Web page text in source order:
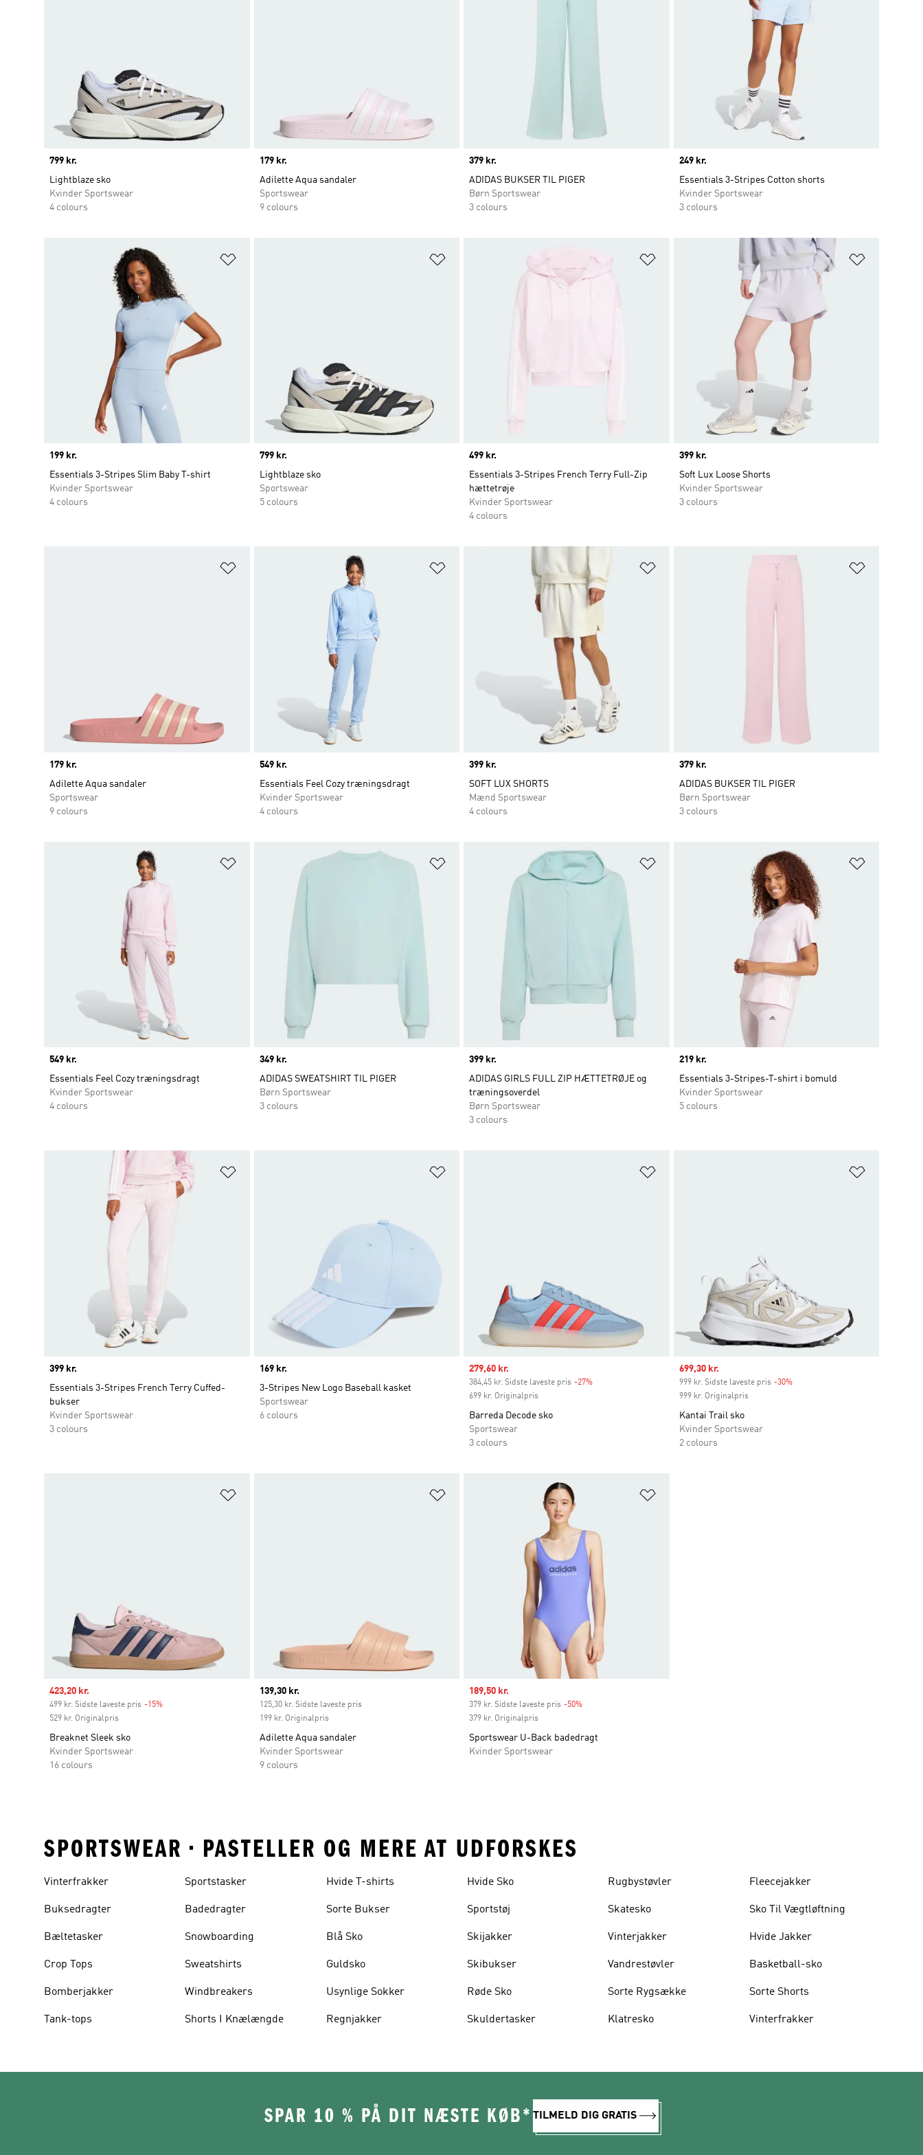
Price
799 kr.
Lightblaze sko
Kvinder Sportswear
4 colours
Price
179 kr.
Adilette Aqua sandaler
Sportswear
9 colours
Price
379 kr.
ADIDAS BUKSER TIL PIGER
Børn Sportswear
3 colours
Price
249 kr.
Essentials 3-Stripes Cotton shorts
Kvinder Sportswear
3 colours
Price
199 kr.
Essentials 3-Stripes Slim Baby T-shirt
Kvinder Sportswear
4 colours
Price
799 kr.
Lightblaze sko
Sportswear
5 colours
Price
499 kr.
Essentials 3-Stripes French Terry Full-Zip
hættetrøje
Kvinder Sportswear
4 colours
Price
399 kr.
Soft Lux Loose Shorts
Kvinder Sportswear
3 colours
Price
179 kr.
Adilette Aqua sandaler
Sportswear
9 colours
Price
549 kr.
Essentials Feel Cozy træningsdragt
Kvinder Sportswear
4 colours
Price
399 kr.
SOFT LUX SHORTS
Mænd Sportswear
4 colours
Price
379 kr.
ADIDAS BUKSER TIL PIGER
Børn Sportswear
3 colours
Føj til ønskeliste
Price
549 kr.
Essentials Feel Cozy træningsdragt
Kvinder Sportswear
4 colours
Price
349 kr.
ADIDAS SWEATSHIRT TIL PIGER
Børn Sportswear
3 colours
Price
399 kr.
ADIDAS GIRLS FULL ZIP HÆTTETRØJE og
træningsoverdel
Børn Sportswear
3 colours
Price
219 kr.
Essentials 3-Stripes-T-shirt i bomuld
Kvinder Sportswear
5 colours
Price
399 kr.
Essentials 3-Stripes French Terry Cuffed-
bukser
Kvinder Sportswear
3 colours
Price
169 kr.
3-Stripes New Logo Baseball kasket
Sportswear
6 colours
Sale price
279,60 kr.
384,45 kr. Sidste laveste pris -27%
699 kr. Originalpris
Barreda Decode sko
Sportswear
3 colours
Sale price
699,30 kr.
999 kr. Sidste laveste pris -30%Discount
999 kr. Originalpris
Kantai Trail sko
Kvinder Sportswear
2 colours
Sale price
423,20 kr.
499 kr. Sidste laveste pris -15%
529 kr. Originalpris
Breaknet Sleek sko
Kvinder Sportswear
16 colours
Current price
139,30 kr.
125,30 kr. Sidste laveste pris
199 kr. Originalpris
Adilette Aqua sandaler
Kvinder Sportswear
9 colours
Sale price
189,50 kr.
379 kr. Sidste laveste pris -50%
379 kr. Originalpris
Sportswear U-Back badedragt
Kvinder Sportswear
SPORTSWEAR • PASTELLER OG MERE AT UDFORSKES
Vinterfrakker
Buksedragter
Bæltetasker
Crop Tops
Bomberjakker
Tank-tops
Sportstasker
Badedragter
Snowboarding
Sweatshirts
Windbreakers
Shorts I Knælængde
Hvide T-shirts
Sorte Bukser
Blå Sko
Guldsko
Usynlige Sokker
Regnjakker
Hvide Sko
Sportstøj
Skijakker
Skibukser
Røde Sko
Skuldertasker
Rugbystøvler
Skatesko
Vinterjakker
Vandrestøvler
Sorte Rygsække
Klatresko
Fleecejakker
Sko Til Vægtløftning
Hvide Jakker
Basketball-sko
Sorte Shorts
Vinterfrakker
SPAR 10 % PÅ DIT NÆSTE KØB* TILMELD DIG GRATIS